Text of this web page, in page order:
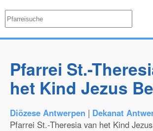
Pfarrei St.-
het Kind Jezus
Diözese Antwerpen | Dekanat
Pfarrei St.-Theresia van het Kind